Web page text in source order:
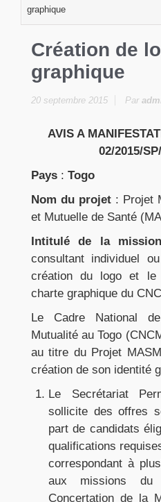
graphique
Création de
graphique
20 septembre 2015 Par
AVIS A
02/2015/
Pays : Togo
Nom du projet : Projet
et Mutuelle de Santé
Intitulé de la
consultant individuel
création du logo et le
charte graphique du
Le Cadre National
Mutualité au Togo
au titre du Projet
création de son identité
Le Secrétariat
sollicite des offres
part de candidats
qualifications
correspondant à
aux missions du
Concertation de la